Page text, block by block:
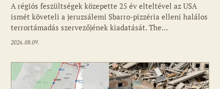
A régiós feszültségek közepette 25 év elteltével az USA
ismét követeli a jeruzsálemi Sbarro-pizzéria elleni halálos
terrortámadás szervezőjének kiadatását. The…
2026.08.09.